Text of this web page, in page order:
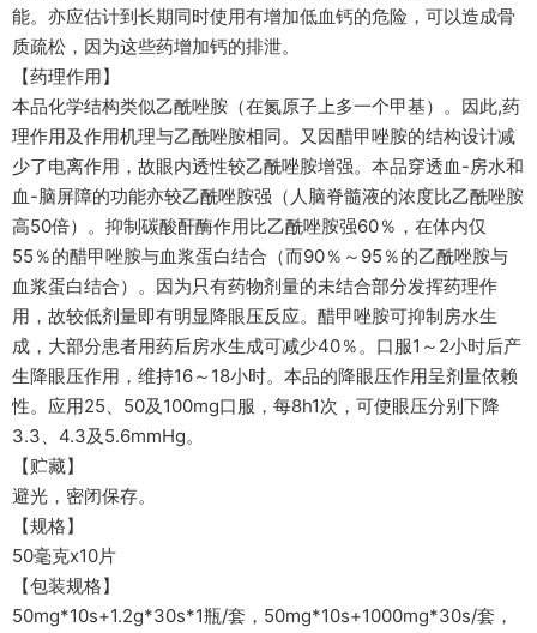
能。亦应估计到长期同时使用有增加低血钙的危险，可以造成骨
质疏松，因为这些药增加钙的排泄。
【药理作用】
本品化学结构类似乙酰唑胺（在氮原子上多一个甲基）。因此,药
理作用及作用机理与乙酰唑胺相同。又因醋甲唑胺的结构设计减
少了电离作用，故眼内透性较乙酰唑胺增强。本品穿透血-房水和
血-脑屏障的功能亦较乙酰唑胺强（人脑脊髓液的浓度比乙酰唑胺
高50倍）。抑制碳酸酐酶作用比乙酰唑胺强60％，在体内仅
55％的醋甲唑胺与血浆蛋白结合（而90％～95％的乙酰唑胺与
血浆蛋白结合）。因为只有药物剂量的未结合部分发挥药理作
用，故较低剂量即有明显降眼压反应。醋甲唑胺可抑制房水生
成，大部分患者用药后房水生成可减少40％。口服1～2小时后产
生降眼压作用，维持16～18小时。本品的降眼压作用呈剂量依赖
性。应用25、50及100mg口服，每8h1次，可使眼压分别下降
3.3、4.3及5.6mmHg。
【贮藏】
避光，密闭保存。
【规格】
50毫克x10片
【包装规格】
50mg*10s+1.2g*30s*1瓶/套，50mg*10s+1000mg*30s/套，